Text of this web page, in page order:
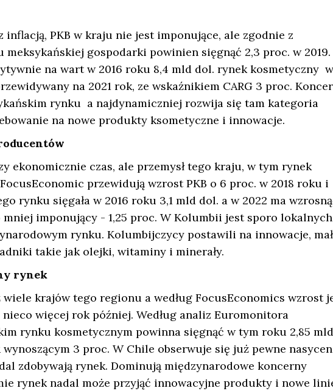
PKB w kraju nie jest imponujące, ale zgodnie z
gospodarki powinien sięgnąć 2,3 proc. w 2019.
na wart w 2016 roku 8,4 mld dol. rynek kosmetyczny
na 2021 rok, ze wskaźnikiem CARG 3 proc.
rynku a najdynamiczniej rozwija się tam kategoria
na nowe produkty ksometyczne i innowacje.
ekonomicznie czas, ale przemysł tego kraju, w tym rynek
przewidują wzrost PKB o 6 proc. w 2018 roku
rynku sięgała w 2016 roku 3,1 mld dol. a w 2022 ma
imponujący - 1,25 proc. W Kolumbii jest sporo lokalnych
rynku. Kolumbijczycy postawili na innowacje,
takie jak olejki, witaminy i minerały.
rynek
krajów tego regionu a według FocusEconomics wzrost
więcej rok później. Według analiz Euromonitora
rynku kosmetycznym powinna sięgnąć w tym roku 2,85
3 proc. W Chile obserwuje się już pewne
zdobywają rynek. Dominują międzynarodowe koncerny
rynek nadal może przyjąć innowacyjne produkty i nowe